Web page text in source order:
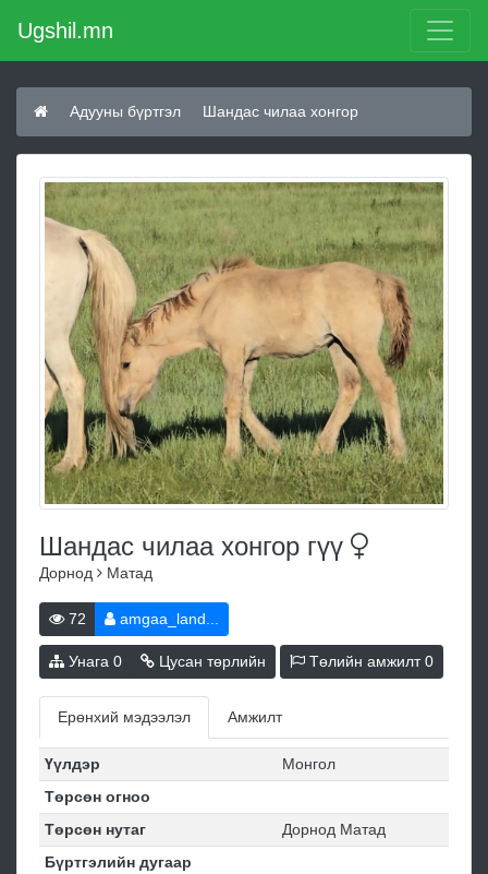
Ugshil.mn
Адууны бүртгэл Шандас чилаа хонгор
Шандас чилаа хонгор гүү
Дорнод Матад
72 amgaa_land...
Унага 0 Цусан төрлийн Төлийн амжилт0
Ерөнхий мэдээлэл Амжилт
Үүлдэр
Монгол
Төрсөн огноо
Төрсөн нутаг
Дорнод Матад
Бүртгэлийн дугаар